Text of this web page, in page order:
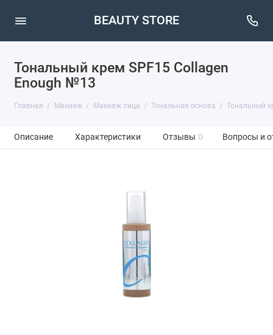
BEAUTY STORE
Тональный крем SPF15 Collagen
Enough №13
Главная Макияж Макияж лица Тональная основа Тональный
Описание Характеристики Отзывы 0 Вопросы и